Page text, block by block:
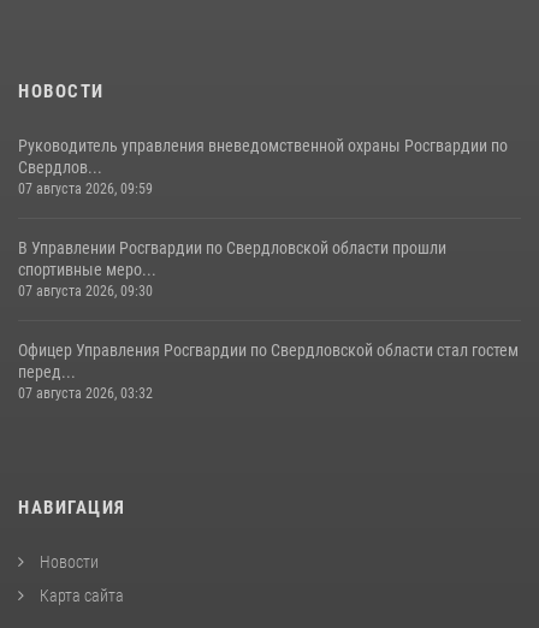
НОВОСТИ
Руководитель управления вневедомственной охраны Росгвардии по
Свердлов...
07 августа 2026, 09:59
В Управлении Росгвардии по Свердловской области прошли
спортивные меро...
07 августа 2026, 09:30
Офицер Управления Росгвардии по Свердловской области стал гостем
перед...
07 августа 2026, 03:32
НАВИГАЦИЯ
Новости
Карта сайта